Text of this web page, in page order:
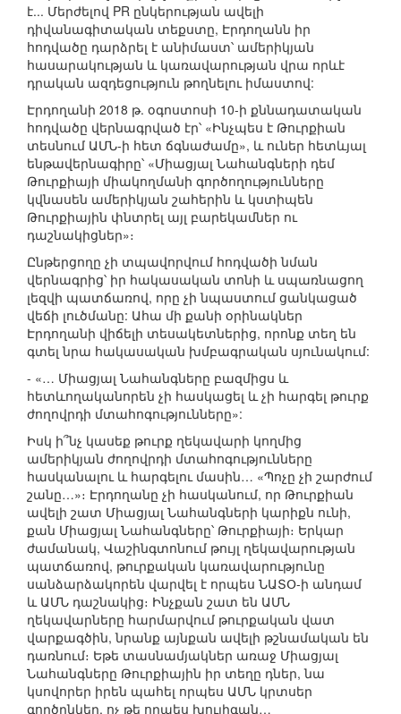
է... Մերժելով PR ընկերության ավելի
դիվանագիտական տեքստը, Էրդողանն իր
հոդվածը դարձրել է անիմաստ՝ ամերիկյան
հասարակության և կառավարության վրա որևէ
դրական ազդեցություն թողնելու իմաստով:
Էրդողանի 2018 թ. օգոստոսի 10-ի քննադատական
հոդվածը վերնագրված էր՝ «Ինչպես է Թուրքիան
տեսնում ԱՄՆ-ի հետ ճգնաժամը», և ուներ հետևյալ
ենթավերնագիրը՝ «Միացյալ Նահանգների դեմ
Թուրքիայի միակողմանի գործողությունները
կվնասեն ամերիկյան շահերին և կստիպեն
Թուրքիային փնտրել այլ բարեկամներ ու
դաշնակիցներ»։
Ընթերցողը չի տպավորվում հոդվածի նման
վերնագրից՝ իր հակասական տոնի և սպառնացող
լեզվի պատճառով, որը չի նպաստում ցանկացած
վեճի լուծմանը: Ահա մի քանի օրինակներ
Էրդողանի վիճելի տեսակետներից, որոնք տեղ են
գտել նրա հակասական խմբագրական սյունակում:
- «… Միացյալ Նահանգները բազմիցս և
հետևողականորեն չի հասկացել և չի հարգել թուրք
ժողովրդի մտահոգությունները»:
Իսկ ի՞նչ կասեք թուրք ղեկավարի կողմից
ամերիկյան ժողովրդի մտահոգությունները
հասկանալու և հարգելու մասին… «Պոչը չի շարժում
շանը…»։ Էրդողանը չի հասկանում, որ Թուրքիան
ավելի շատ Միացյալ Նահանգների կարիքն ունի,
քան Միացյալ Նահանգները՝ Թուրքիայի։ Երկար
ժամանակ, Վաշինգտոնում թույլ ղեկավարության
պատճառով, թուրքական կառավարությունը
սանձարձակորեն վարվել է որպես ՆԱՏՕ-ի անդամ
և ԱՄՆ դաշնակից։ Ինչքան շատ են ԱՄՆ
ղեկավարները հարմարվում թուրքական վատ
վարքագծին, նրանք այնքան ավելի թշնամական են
դառնում։ Եթե տասնամյակներ առաջ Միացյալ
Նահանգները Թուրքիային իր տեղը դներ, նա
կսովորեր իրեն պահել որպես ԱՄՆ կրտսեր
գործընկեր, ոչ թե որպես խուլիգան…